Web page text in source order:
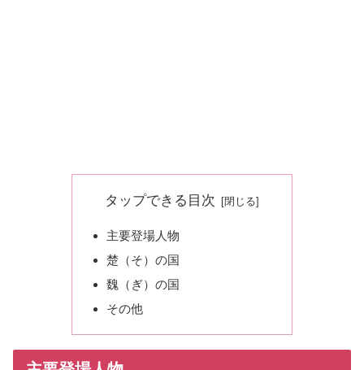
タップできる目次
主要登場人物
楚（そ）の国
魏（ぎ）の国
その他